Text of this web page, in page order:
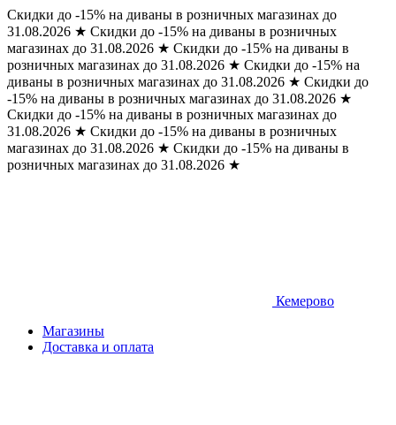
Скидки до -15% на диваны в розничных магазинах до
31.08.2026 ★ Скидки до -15% на диваны в розничных
магазинах до 31.08.2026 ★ Скидки до -15% на диваны в
розничных магазинах до 31.08.2026 ★ Скидки до -15% на
диваны в розничных магазинах до 31.08.2026 ★ Скидки до
-15% на диваны в розничных магазинах до 31.08.2026 ★
Скидки до -15% на диваны в розничных магазинах до
31.08.2026 ★ Скидки до -15% на диваны в розничных
магазинах до 31.08.2026 ★ Скидки до -15% на диваны в
розничных магазинах до 31.08.2026 ★
Кемерово
Магазины
Доставка и оплата